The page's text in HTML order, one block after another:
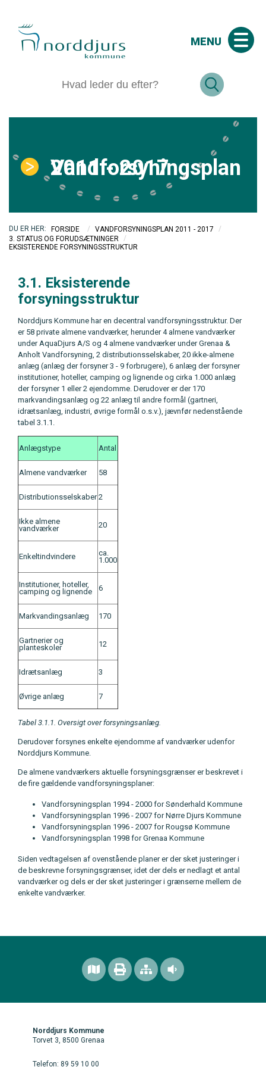
MENU
Vandforsyningsplan 2011 - 2017
FORSIDE / VANDFORSYNINGSPLAN 2011 - 2017
/
3. STATUS OG FORUDSÆTNINGER
/
EKSISTERENDE FORSYNINGSSTRUKTUR
3.1. Eksisterende
forsyningsstruktur
Norddjurs Kommune har en decentral vandforsyningsstruktur. Der
er 58 private almene vandværker, herunder 4 almene vandværker
under AquaDjurs A/S og 4 almene vandværker under Grenaa &
Anholt Vandforsyning, 2 distributionsselskaber, 20 ikke-almene
anlæg (anlæg der forsyner 3 - 9 forbrugere), 6 anlæg der forsyner
institutioner, hoteller, camping og lignende og cirka 1.000 anlæg
der forsyner 1 eller 2 ejendomme. Derudover er der 170
markvandingsanlæg og 22 anlæg til andre formål (gartneri,
idrætsanlæg, industri, øvrige formål o.s.v.), jævnfør nedenstående
tabel 3.1.1.
Anlægstype Antal
Almene vandværker 58
Distributionsselskaber 2
Ikke almene
vandværker
20
Enkeltindvindere
ca.
1.000
Institutioner, hoteller,
camping og lignende
6
Markvandingsanlæg 170
Gartnerier og
planteskoler
12
Idrætsanlæg 3
Øvrige anlæg 7
Tabel 3.1.1. Oversigt over forsyningsanlæg.
Derudover forsynes enkelte ejendomme af vandværker udenfor
Norddjurs Kommune.
De almene vandværkers aktuelle forsyningsgrænser er beskrevet i
de fire gældende vandforsyningsplaner:
Vandforsyningsplan 1994 - 2000 for Sønderhald Kommune
Vandforsyningsplan 1996 - 2007 for Nørre Djurs Kommune
Vandforsyningsplan 1996 - 2007 for Rougsø Kommune
Vandforsyningsplan 1998 for Grenaa Kommune
Siden vedtagelsen af ovenstående planer er der sket justeringer i
de beskrevne forsyningsgrænser, idet der dels er nedlagt et antal
vandværker og dels er der sket justeringer i grænserne mellem de
enkelte vandværker.
Norddjurs Kommune
Torvet 3, 8500 Grenaa
Telefon: 89 59 10 00